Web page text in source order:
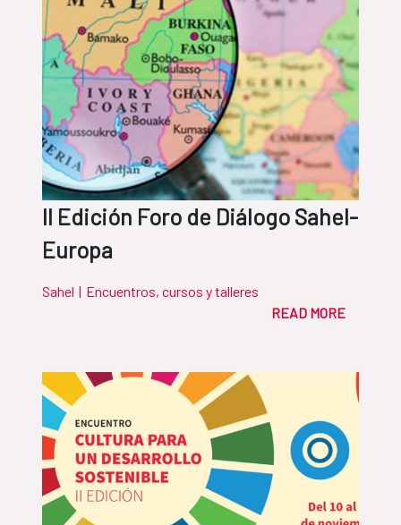
II Edición Foro de Diálogo Sahel-
Europa
Sahel | Encuentros, cursos y talleres
READ MORE